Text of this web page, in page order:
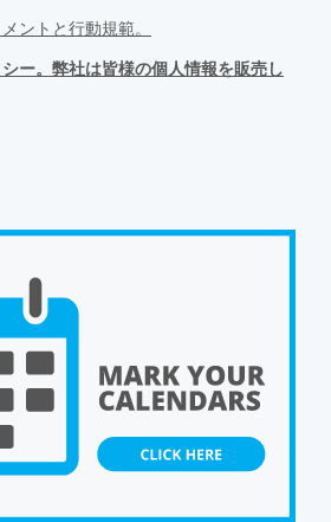
ントと行動規範。
ー。弊社は皆様の個人情報を販売し